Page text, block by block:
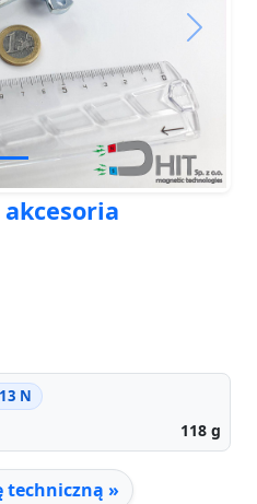
Next
N
118 g
techniczną »